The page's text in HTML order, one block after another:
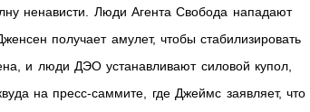
ненависти. Люди Агента Свобода нападают
получает амулет, чтобы стабилизировать
и люди ДЭО устанавливают силовой купол,
на пресс-саммите, где Джеймс заявляет, что